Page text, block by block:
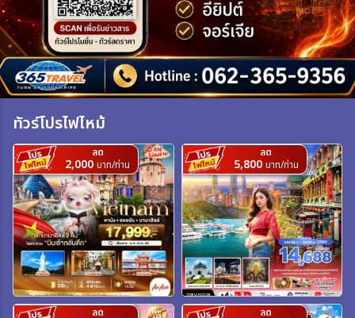
เฉพาะเทศกาล
ระหว่าง
ค้นหา
ทัวร์โปรไฟไหม้
ลด
2,000 บาท/ท่าน
ลด
5,800 บาท/ท่าน
ลด ลด